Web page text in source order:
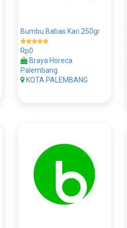
Bumbu Babas Kari 250gr
Rp0
Braya Horeca
Palembang
KOTA PALEMBANG